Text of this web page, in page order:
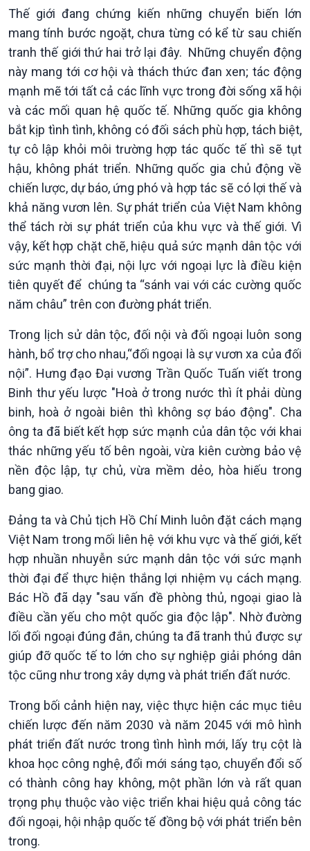
Thế giới đang chứng kiến những chuyển biến lớn
mang tính bước ngoặt, chưa từng có kể từ sau chiến
tranh thế giới thứ hai trở lại đây. Những chuyển động
này mang tới cơ hội và thách thức đan xen; tác động
mạnh mẽ tới tất cả các lĩnh vực trong đời sống xã hội
và các mối quan hệ quốc tế. Những quốc gia không
bắt kịp tình tình, không có đối sách phù hợp, tách biệt,
tự cô lập khỏi môi trường hợp tác quốc tế thì sẽ tụt
hậu, không phát triển. Những quốc gia chủ động về
chiến lược, dự báo, ứng phó và hợp tác sẽ có lợi thế và
khả năng vươn lên. Sự phát triển của Việt Nam không
thể tách rời sự phát triển của khu vực và thế giới. Vì
vậy, kết hợp chặt chẽ, hiệu quả sức mạnh dân tộc với
sức mạnh thời đại, nội lực với ngoại lực là điều kiện
tiên quyết để chúng ta “sánh vai với các cường quốc
năm châu” trên con đường phát triển.
Trong lịch sử dân tộc, đối nội và đối ngoại luôn song
hành, bổ trợ cho nhau,“đối ngoại là sự vươn xa của đối
nội”. Hưng đạo Đại vương Trần Quốc Tuấn viết trong
Binh thư yếu lược "Hoà ở trong nước thì ít phải dùng
binh, hoà ở ngoài biên thì không sợ báo động". Cha
ông ta đã biết kết hợp sức mạnh của dân tộc với khai
thác những yếu tố bên ngoài, vừa kiên cường bảo vệ
nền độc lập, tự chủ, vừa mềm dẻo, hòa hiếu trong
bang giao.
Đảng ta và Chủ tịch Hồ Chí Minh luôn đặt cách mạng
Việt Nam trong mối liên hệ với khu vực và thế giới, kết
hợp nhuần nhuyễn sức mạnh dân tộc với sức mạnh
thời đại để thực hiện thắng lợi nhiệm vụ cách mạng.
Bác Hồ đã dạy "sau vấn đề phòng thủ, ngoại giao là
điều cần yếu cho một quốc gia độc lập". Nhờ đường
lối đối ngoại đúng đắn, chúng ta đã tranh thủ được sự
giúp đỡ quốc tế to lớn cho sự nghiệp giải phóng dân
tộc cũng như trong xây dựng và phát triển đất nước.
Trong bối cảnh hiện nay, việc thực hiện các mục tiêu
chiến lược đến năm 2030 và năm 2045 với mô hình
phát triển đất nước trong tình hình mới, lấy trụ cột là
khoa học công nghệ, đổi mới sáng tạo, chuyển đổi số
có thành công hay không, một phần lớn và rất quan
trọng phụ thuộc vào việc triển khai hiệu quả công tác
đối ngoại, hội nhập quốc tế đồng bộ với phát triển bên
trong.